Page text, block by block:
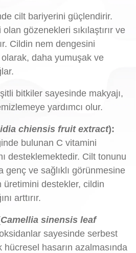
cilt bariyerini güçlendirir.
gözenekleri sıkılaştırır ve
Cildin nem dengesini
olarak, daha yumuşak ve
bitkiler sayesinde makyajı,
yardımcı olur.
chiensis fruit extract):
bulunan C vitamini
desteklemektedir. Cilt tonunu
genç ve sağlıklı görünmesine
üretimini destekler, cildin
arttırır.
Camellia sinensis leaf
sayesinde serbest
hasarın azalmasında